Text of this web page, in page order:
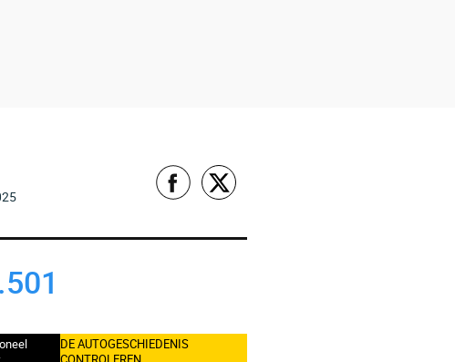
DE AUTOGESCHIEDENIS